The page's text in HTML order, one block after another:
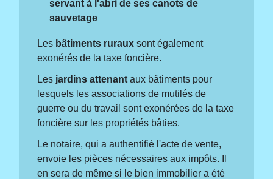
servant à l'abri de ses canots de
sauvetage
Les bâtiments ruraux sont également
exonérés de la taxe foncière.
Les jardins attenant aux bâtiments pour
lesquels les associations de mutilés de
guerre ou du travail sont exonérées de la taxe
foncière sur les propriétés bâties.
Le notaire, qui a authentifié l'acte de vente,
envoie les pièces nécessaires aux impôts. Il
en sera de même si le bien immobilier a été